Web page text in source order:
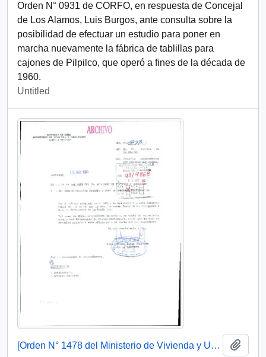
Orden N° 0931 de CORFO, en respuesta de Concejal
de Los Alamos, Luis Burgos, ante consulta sobre la
posibilidad de efectuar un estudio para poner en
marcha nuevamente la fábrica de tablillas para
cajones de Pilpilco, que operó a fines de la década de
1960.
Untitled
[Orden N° 1478 del Ministerio de Vivienda y Urbanismo]